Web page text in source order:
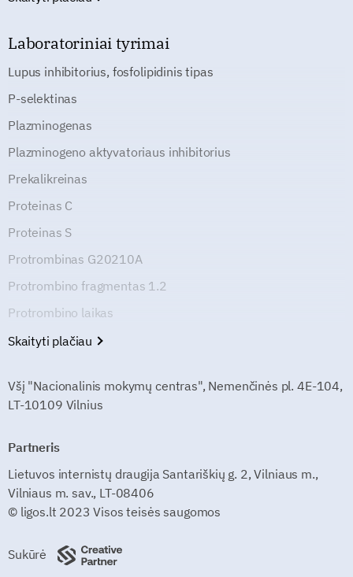
Laboratoriniai tyrimai
Lupus inhibitorius, fosfolipidinis tipas
P-selektinas
Plazminogenas
Plazminogeno aktyvatoriaus inhibitorius
Prekalikreinas
Proteinas C
Proteinas S
Protrombinas G20210A
Protrombino fragmentas 1.2
Protrombino laikas
Skaityti plačiau
Všį "Nacionalinis mokymų centras", Nemenčinės pl. 4E-104,
LT-10109 Vilnius
Partneris
Lietuvos internistų draugija Santariškių g. 2, Vilniaus m.,
Vilniaus m. sav., LT-08406
© ligos.lt 2023 Visos teisės saugomos
Sukūrė